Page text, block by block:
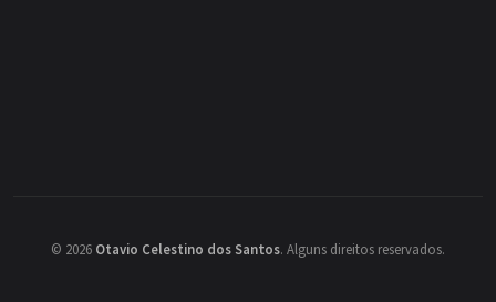
© 2026 Otavio Celestino dos Santos. Alguns direitos reservados.